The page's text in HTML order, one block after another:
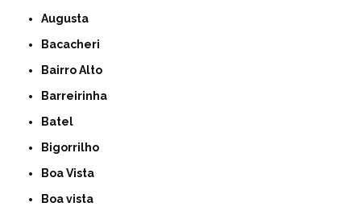
Augusta
Bacacheri
Bairro Alto
Barreirinha
Batel
Bigorrilho
Boa Vista
Boa vista